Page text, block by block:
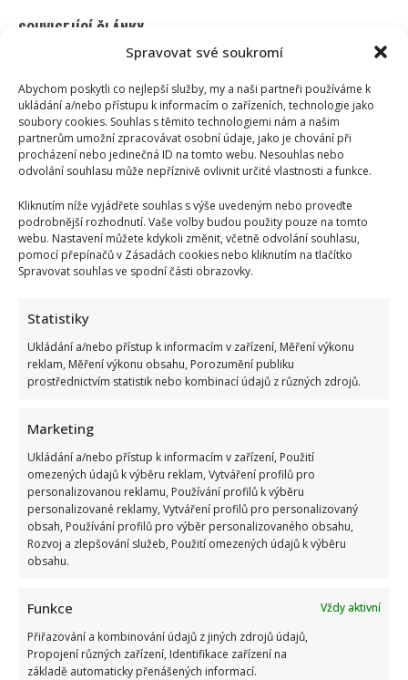
Spravovat své soukromí
Abychom poskytli co nejlepší služby, my a naši partneři používáme k
ukládání a/nebo přístupu k informacím o zařízeních, technologie jako
soubory cookies. Souhlas s těmito technologiemi nám a našim
partnerům umožní zpracovávat osobní údaje, jako je chování při
procházení nebo jedinečná ID na tomto webu. Nesouhlas nebo
odvolání souhlasu může nepříznivě ovlivnit určité vlastnosti a funkce.
Kliknutím níže vyjádřete souhlas s výše uvedeným nebo proveďte
podrobnější rozhodnutí. Vaše volby budou použity pouze na tomto
webu. Nastavení můžete kdykoli změnit, včetně odvolání souhlasu,
pomocí přepínačů v Zásadách cookies nebo kliknutím na tlačítko
Spravovat souhlas ve spodní části obrazovky.
Statistiky
Ukládání a/nebo přístup k informacím v zařízení, Měření výkonu
reklam, Měření výkonu obsahu, Porozumění publiku
prostřednictvím statistik nebo kombinací údajů z různých zdrojů.
Marketing
Ukládání a/nebo přístup k informacím v zařízení, Použití
omezených údajů k výběru reklam, Vytváření profilů pro
personalizovanou reklamu, Používání profilů k výběru
personalizované reklamy, Vytváření profilů pro personalizovaný
obsah, Používání profilů pro výběr personalizovaného obsahu,
Rozvoj a zlepšování služeb, Použití omezených údajů k výběru
obsahu.
Funkce
Vždy aktivní
Přiřazování a kombinování údajů z jiných zdrojů údajů,
Propojení různých zařízení, Identifikace zařízení na
základě automaticky přenášených informací.
SOUVISEJÍCÍ ČLÁNKY
Celebrity
kvůli nemoci odešla příliš brzy. Krutý osud Zuzany
10. 8. 2026
Jak bydlí Petr Švancara: Bývalý fotbalista má útulný
dům s moderní kuchyní a velkou zahradou